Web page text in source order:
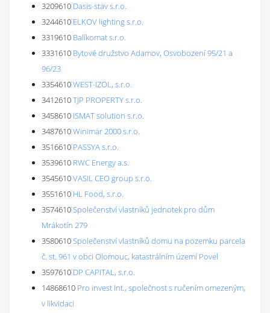
3209610 Dasis-stav s.r.o.
3244610 ELKOV lighting s.r.o.
3319610 Balíkomat s.r.o.
3331610 Bytové družstvo Adamov, Osvobození 95/21 a
96/23
3354610WEST-IZOL, s.r.o.
3412610TJP PROPERTY s.r.o.
3458610 ISMAT solution s.r.o.
3487610Winimar 2000 s.r.o.
3516610 PASSYA s.r.o.
3539610 RWC Energy a.s.
3545610VASIL CEO group s.r.o.
3551610 HL Food, s.r.o.
3574610Společenství vlastníků jednotek pro dům
Mrákotín 279
3580610Společenství vlastníků domu na pozemku parcela
č. st. 961 v obci Olomouc, katastrálním území Povel
3597610 DP CAPITAL, s.r.o.
14868610 Pro invest Int., společnost s ručením omezeným,
v likvidaci